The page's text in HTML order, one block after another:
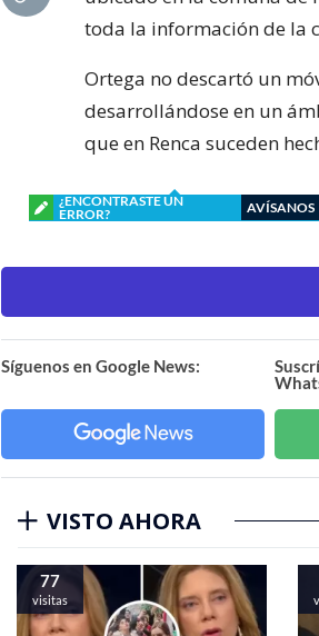
toda la información de la
Ortega no descartó un
desarrollándose en un
que en Renca suceden
¿ENCONTRASTE UN
ERROR?
AVÍSANOS
Síguenos en Google News:
VISTO AHORA
77
visitas